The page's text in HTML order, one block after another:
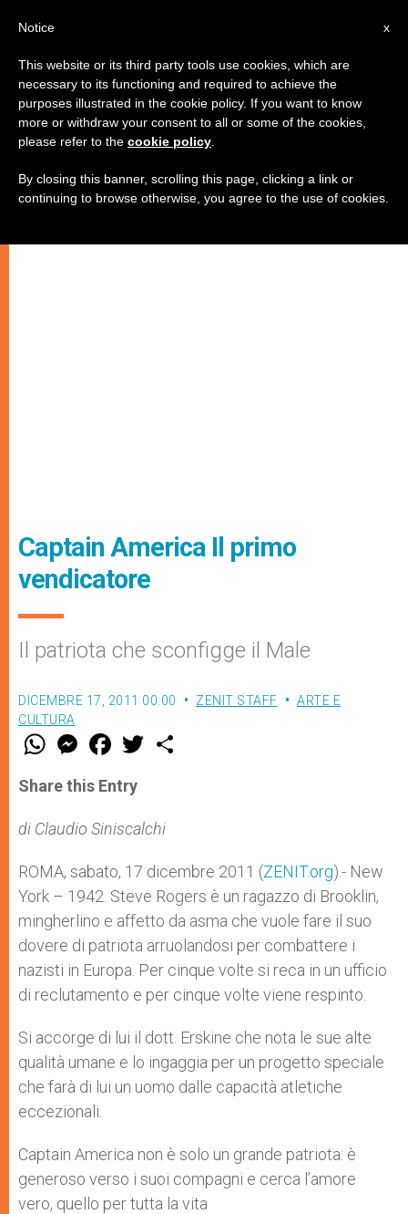
Captain America Il primo
vendicatore
Il patriota che sconfigge il Male
DICEMBRE 17, 2011 00:00 ZENIT STAFF
ARTE E
CULTURA
W
t
s
p
p
M
e
s
e
g
e
F
a
e
b
o
k
w
r
Share this Entry
di Claudio Siniscalchi
ROMA, sabato, 17 dicembre 2011 (ZENIT.org).- New
York – 1942. Steve Rogers è un ragazzo di Brooklin,
mingherlino e affetto da asma che vuole fare il suo
dovere di patriota arruolandosi per combattere i
nazisti in Europa. Per cinque volte si reca in un ufficio
di reclutamento e per cinque volte viene respinto.
Si accorge di lui il dott. Erskine che nota le sue alte
qualità umane e lo ingaggia per un progetto speciale
che farà di lui un uomo dalle capacità atletiche
eccezionali.
Captain America non è solo un grande patriota: è
generoso verso i suoi compagni e cerca l’amore
vero, quello per tutta la vita
x
Notice
This website or its third party tools use cookies, which are
necessary to its functioning and required to achieve the
purposes illustrated in the cookie policy. If you want to know
more or withdraw your consent to all or some of the cookies,
please refer to the cookie policy
By closing this banner, scrolling this page, clicking a link or
continuing to browse otherwise, you agree to the use of cookies.